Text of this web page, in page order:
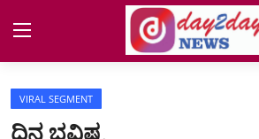
Home
VIRAL SEGMENT
ದಿನ ಭವಿಷ್ಯ